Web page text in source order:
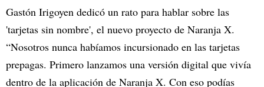
Gastón Irigoyen dedicó un rato para hablar sobre las
'tarjetas sin nombre', el nuevo proyecto de Naranja X.
“Nosotros nunca habíamos incursionado en las tarjetas
prepagas. Primero lanzamos una versión digital que vivía
dentro de la aplicación de Naranja X. Con eso podías